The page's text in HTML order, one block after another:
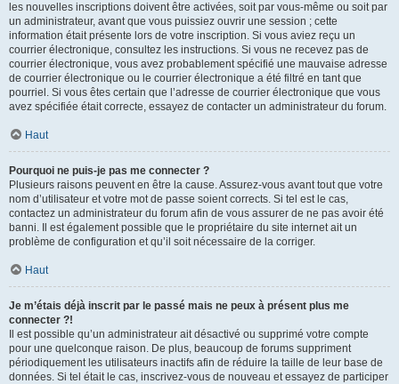
les nouvelles inscriptions doivent être activées, soit par vous-même ou soit par
un administrateur, avant que vous puissiez ouvrir une session ; cette
information était présente lors de votre inscription. Si vous aviez reçu un
courrier électronique, consultez les instructions. Si vous ne recevez pas de
courrier électronique, vous avez probablement spécifié une mauvaise adresse
de courrier électronique ou le courrier électronique a été filtré en tant que
pourriel. Si vous êtes certain que l’adresse de courrier électronique que vous
avez spécifiée était correcte, essayez de contacter un administrateur du forum.
Haut
Pourquoi ne puis-je pas me connecter ?
Plusieurs raisons peuvent en être la cause. Assurez-vous avant tout que votre
nom d’utilisateur et votre mot de passe soient corrects. Si tel est le cas,
contactez un administrateur du forum afin de vous assurer de ne pas avoir été
banni. Il est également possible que le propriétaire du site internet ait un
problème de configuration et qu’il soit nécessaire de la corriger.
Haut
Je m’étais déjà inscrit par le passé mais ne peux à présent plus me
connecter ?!
Il est possible qu’un administrateur ait désactivé ou supprimé votre compte
pour une quelconque raison. De plus, beaucoup de forums suppriment
périodiquement les utilisateurs inactifs afin de réduire la taille de leur base de
données. Si tel était le cas, inscrivez-vous de nouveau et essayez de participer